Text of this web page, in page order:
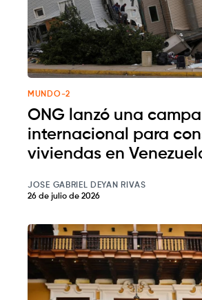
MUNDO-2
ONG lanzó una
internacional para
viviendas en
JOSE GABRIEL DEYAN RIVAS
26 de julio de 2026